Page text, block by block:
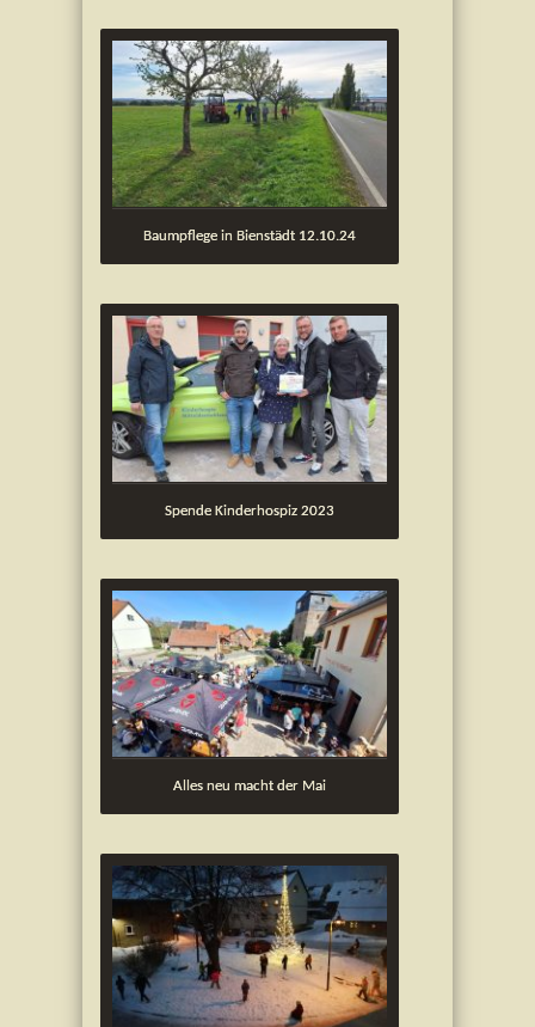
Baumpflege in Bienstädt 12.10.24
Spende Kinderhospiz 2023
Alles neu macht der Mai